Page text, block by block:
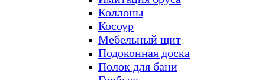
Коллоны
Косоур
Мебельный щит
Подоконная доска
Полок для бани